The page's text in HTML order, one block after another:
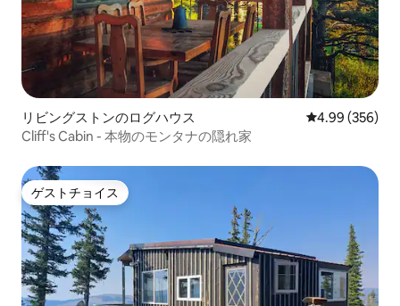
リビングストンのログハウス レビュー356
4.99 (356)
Cliff's Cabin - 本物のモンタナの隠れ家
ゲストチョイス
ゲストチョイス